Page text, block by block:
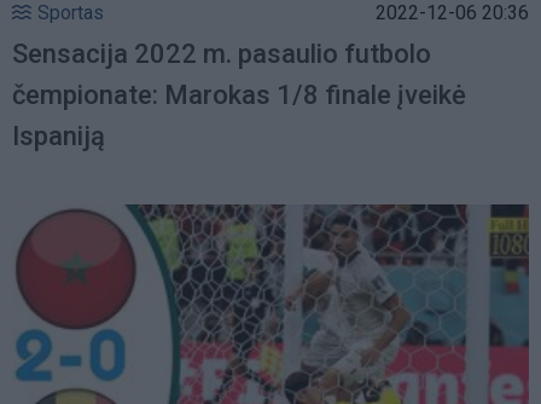
Sportas 2022-12-06 20:36
Sensacija 2022 m. pasaulio futbolo
čempionate: Marokas 1/8 finale įveikė
Ispaniją